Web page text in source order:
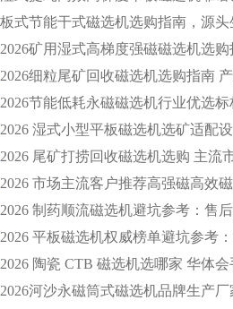
2026 尾矿打捞回收磁选机选购 主流
2026 市场主流客户推荐高强磁高效